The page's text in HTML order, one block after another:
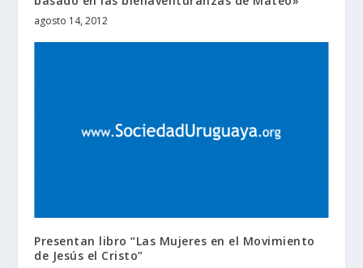
agosto 14, 2012
Presentan libro “Las Mujeres en el Movimiento
de Jesús el Cristo”